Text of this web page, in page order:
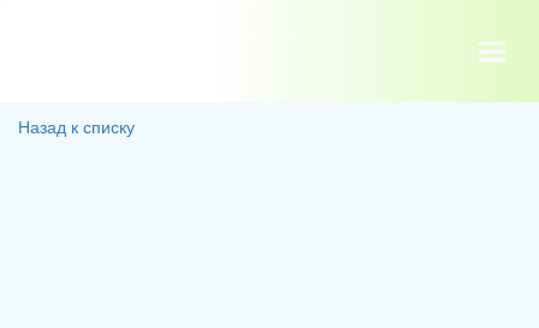
Назад к списку